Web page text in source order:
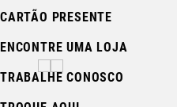
CARTÃO PRESENTE
ENCONTRE UMA LOJA
TRABALHE CONOSCO